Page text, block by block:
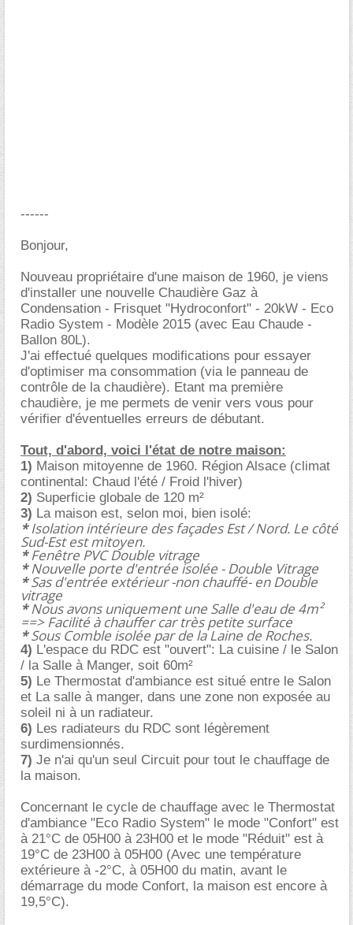
------
Bonjour,
Nouveau propriétaire d'une maison de 1960, je viens
d'installer une nouvelle Chaudière Gaz à
Condensation - Frisquet "Hydroconfort" - 20kW - Eco
Radio System - Modèle 2015 (avec Eau Chaude -
Ballon 80L).
J'ai effectué quelques modifications pour essayer
d'optimiser ma consommation (via le panneau de
contrôle de la chaudière). Etant ma première
chaudière, je me permets de venir vers vous pour
vérifier d'éventuelles erreurs de débutant.
Tout, d'abord, voici l'état de notre maison:
1) Maison mitoyenne de 1960. Région Alsace (climat
continental: Chaud l'été / Froid l'hiver)
2) Superficie globale de 120 m²
3) La maison est, selon moi, bien isolé:
*Isolation intérieure des façades Est / Nord. Le côté
Sud-Est est mitoyen.
*Fenêtre PVC Double vitrage
*Nouvelle porte d'entrée isolée - Double Vitrage
*Sas d'entrée extérieur -non chauffé- en Double
vitrage
*Nous avons uniquement une Salle d'eau de 4m²
==> Facilité à chauffer car très petite surface
*Sous Comble isolée par de la Laine de Roches.
4) L'espace du RDC est "ouvert": La cuisine / le Salon
/ la Salle à Manger, soit 60m²
5) Le Thermostat d'ambiance est situé entre le Salon
et La salle à manger, dans une zone non exposée au
soleil ni à un radiateur.
6) Les radiateurs du RDC sont légèrement
surdimensionnés.
7) Je n'ai qu'un seul Circuit pour tout le chauffage de
la maison.
Concernant le cycle de chauffage avec le Thermostat
d'ambiance "Eco Radio System" le mode "Confort" est
à 21°C de 05H00 à 23H00 et le mode "Réduit" est à
19°C de 23H00 à 05H00 (Avec une température
extérieure à -2°C, à 05H00 du matin, avant le
démarrage du mode Confort, la maison est encore à
19,5°C).